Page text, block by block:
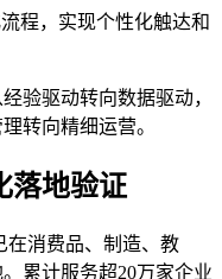
程，实现个性化触达和
验驱动转向数据驱动，
转向精细运营。
落地验证
在消费品、制造、教
累计服务超20万家企业